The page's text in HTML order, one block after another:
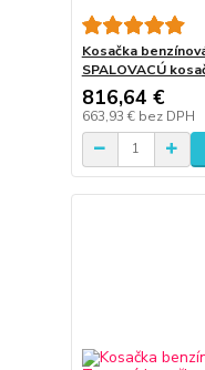
Kosačka
SPALOVACÚ
816,64 €
663,93 € bez DPH